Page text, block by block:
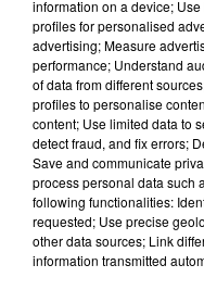
collectives de
prévention pour
Ajouter à votre
Date
du
information on a device;
profiles for personalised
advertising; Measure
performance; Understand
of data from different
profiles to personalise
content; Use limited data to
detect fraud, and fix errors;
Save and communicate
process personal data such
following functionalities:
requested; Use precise
other data sources; Link
information transmitted